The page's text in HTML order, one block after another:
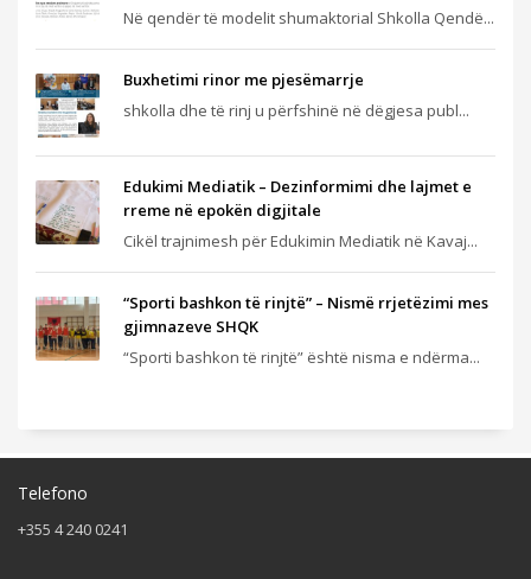
Në qendër të modelit shumaktorial Shkolla Qendë...
Buxhetimi rinor me pjesëmarrje
shkolla dhe të rinj u përfshinë në dëgjesa publ...
Edukimi Mediatik – Dezinformimi dhe lajmet e
rreme në epokën digjitale
Cikël trajnimesh për Edukimin Mediatik në Kavaj...
“Sporti bashkon të rinjtë” – Nismë rrjetëzimi mes
gjimnazeve SHQK
“Sporti bashkon të rinjtë” është nisma e ndërma...
Telefono
+355 4 240 0241